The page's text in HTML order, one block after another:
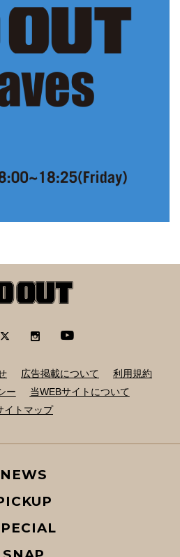
広告掲載について
利用規約
ー
当WEBサイトについて
イトマップ
NEWS